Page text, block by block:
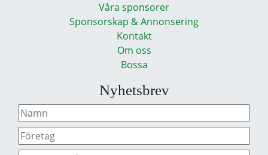
Våra sponsorer
Sponsorskap & Annonsering
Kontakt
Om oss
Bossa
Nyhetsbrev